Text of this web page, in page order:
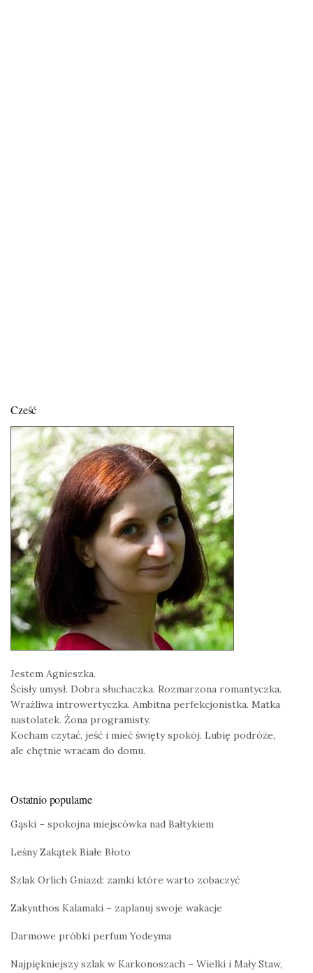
Cześć
Jestem Agnieszka.
Ścisły umysł. Dobra słuchaczka. Rozmarzona romantyczka.
Wrażliwa introwertyczka. Ambitna perfekcjonistka. Matka
nastolatek. Żona programisty.
Kocham czytać, jeść i mieć święty spokój. Lubię podróże,
ale chętnie wracam do domu.
Ostatnio popularne
Gąski – spokojna miejscówka nad Bałtykiem
Leśny Zakątek Białe Błoto
Szlak Orlich Gniazd: zamki które warto zobaczyć
Zakynthos Kalamaki – zaplanuj swoje wakacje
Darmowe próbki perfum Yodeyma
Najpiękniejszy szlak w Karkonoszach – Wielki i Mały Staw,